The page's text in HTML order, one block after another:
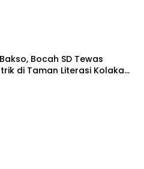
Bocah SD Tewas
di Taman Literasi Kolaka